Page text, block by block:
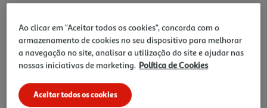
um perfume agr adável.
2,79 €
Notas de preparação
Ao clicar em "Aceitar todos os cookies", concorda com o
armazenamento de cookies no seu dispositivo para melhorar
a navegação no site, analisar a utilização do site e ajudar nas
nossas iniciativas de marketing. Política de Cookies
Aceitar todos os cookies